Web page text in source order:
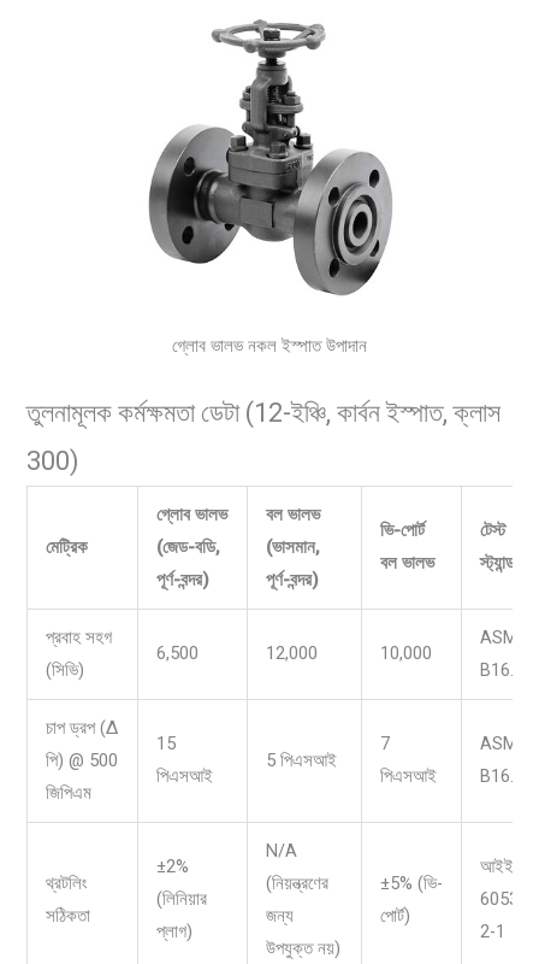
গ্লোব ভালভ নকল ইস্পাত উপাদান
তুলনামূলক কর্মক্ষমতা ডেটা (12-ইঞ্চি, কার্বন ইস্পাত, ক্লাস
300)
মেট্রিক
গ্লোব ভালভ
(জেড-বডি,
পূর্ণ-বন্দর)
বল ভালভ
(ভাসমান,
পূর্ণ-বন্দর)
ভি-পোর্ট
বল ভালভ
টেস্ট
স্ট্যান্ডার্ড
প্রবাহ সহগ
(সিভি)
6,500 12,000 10,000
ASME
চাপ ড্রপ (Δ
পি) @ 500
জিপিএম
15
পিএসআই
5 পিএসআই
7
পিএসআই
ASME
থ্রটলিং
সঠিকতা
±2%
(লিনিয়ার
প্লাগ)
N/A
(নিয়ন্ত্রণের
জন্য
উপযুক্ত নয়)
±5% (ভি-
পোর্ট)
আইইসি
60534-
2-1